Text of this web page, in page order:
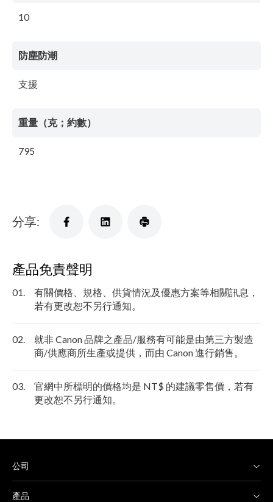
10
防塵防潮
支援
重量（克；約數）
795
分享:
產品免責聲明
01.
有關價格、規格、供貨情況及優惠方案等相關訊息，
若有更改恕不另行通知。
02.
就非 Canon 品牌之產品/服務有可能是由第三方製造
商/供應商所生產或提供，而由 Canon 進行銷售。
03.
官網中所標明的價格均是 NT$ 的建議零售價，若有
更改恕不另行通知。
公司
產品